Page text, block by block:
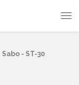
Sabo - ST-30